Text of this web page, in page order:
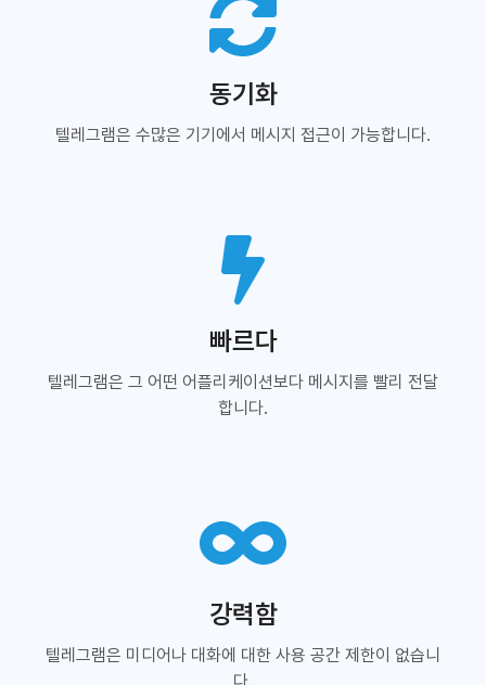
동기화
텔레그램은 수많은 기기에서 메시지 접근이 가능합니다.
빠르다
텔레그램은 그 어떤 어플리케이션보다 메시지를 빨리 전달
합니다.
강력함
텔레그램은 미디어나 대화에 대한 사용 공간 제한이 없습니
다.